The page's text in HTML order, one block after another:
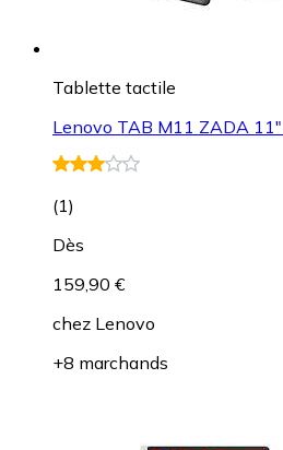
Tablette tactile
Lenovo TAB M11 ZADA
(1)
Dès
159,90 €
chez Lenovo
+8 marchands